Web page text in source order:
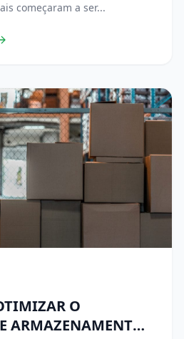
começaram a ser...
O
ARMAZENAMENTO